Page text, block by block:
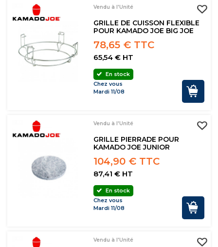
Vendu à l'Unité
GRILLE DE CUISSON FLEXIBLE
POUR KAMADO JOE BIG JOE
78,65 € TTC
65,54 € HT
En stock
Chez vous
Mardi 11/08
Vendu à l'Unité
GRILLE PIERRADE POUR
KAMADO JOE JUNIOR
104,90 € TTC
87,41 € HT
En stock
Chez vous
Mardi 11/08
Vendu à l'Unité